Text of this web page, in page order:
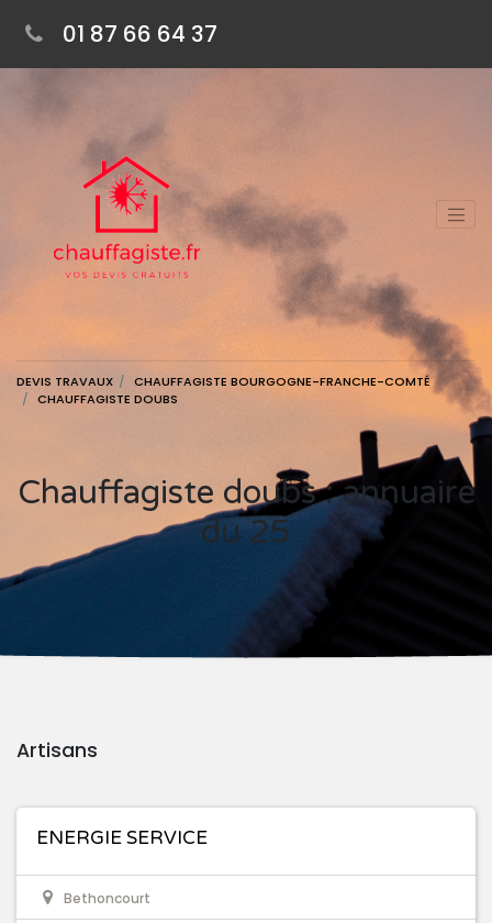
01 87 66 64 37
DEVIS TRAVAUX
CHAUFFAGISTE BOURGOGNE-FRANCHE-COMTÉ
CHAUFFAGISTE DOUBS
Chauffagiste doubs : annuaire
du 25
Artisans
ENERGIE SERVICE
Bethoncourt